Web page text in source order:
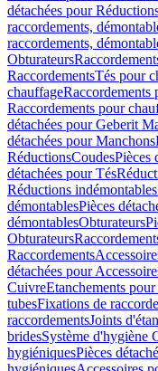
détachées pour
raccordements,
raccordements,
Obturateurs
RaccordementsTés pour
chauffageRaccordements
Raccordements pour
détachées pour Geberit
détachées pour Manchons
RéductionsCoudesPièces
détachées pour Tés
Réductions indémontables
démontablesPièces
démontablesObturateurs
Obturateurs
Raccordements
détachées pour
CuivreEtanchements
tubesFixations de
raccordementsJoints
bridesSystème d'hygiène
hygiéniquesPièces